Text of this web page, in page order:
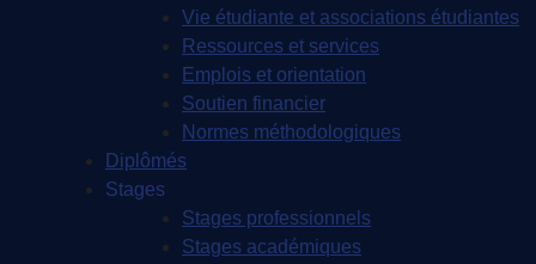
Vie étudiante et associations étudiantes
Ressources et services
Emplois et orientation
Soutien financier
Normes méthodologiques
Diplômés
Stages
Stages professionnels
Stages académiques